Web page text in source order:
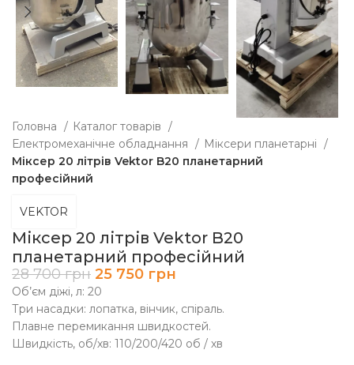
Головна
Каталог товарів
Електромеханічне обладнання
Міксери планетарні
Міксер 20 літрів Vektor B20 планетарний
професійний
Міксер 20 літрів Vektor B20
планетарний професійний
VEKTOR
28 700грн 25 750 грн
Об’єм діжі, л: 20
Три насадки: лопатка, вінчик, спіраль.
Плавне перемикання швидкостей.
Швидкість, об/хв: 110/200/420 об / хв